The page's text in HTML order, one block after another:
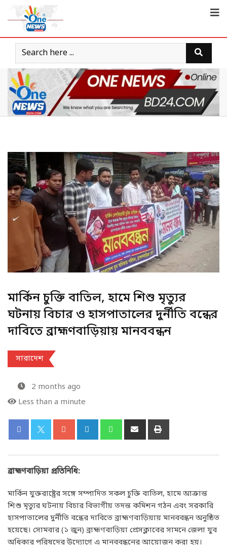
মার্কিন চুক্তি বাতিল, হামে শিশু মৃত্যুর
ঘটনায় বিচার ও হাসপাতালের দুর্নীতি বন্ধের
দাবিতে ব্রাহ্মণবাড়িয়ায় মানববন্ধন
সারাদেশ
2 months ago
Less than a minute
ব্রাহ্মণবাড়িয়া প্রতিনিধি:
মার্কিন যুক্তরাষ্ট্রের সঙ্গে সম্পাদিত সকল চুক্তি বাতিল, হামে আক্রান্ত
শিশু মৃত্যুর ঘটনায় বিচার বিভাগীয় তদন্ত কমিশন গঠন এবং সরকারি
হাসপাতালের দুর্নীতি বন্ধের দাবিতে ব্রাহ্মণবাড়িয়ায় মানববন্ধন অনুষ্ঠিত
হয়েছে। সোমবার (১ জুন) ব্রাহ্মণবাড়িয়া প্রেসক্লাবের সামনে জেলা যুব
অধিকার পরিষদের উদ্যোগে এ মানববন্ধনের আয়োজন করা হয়।